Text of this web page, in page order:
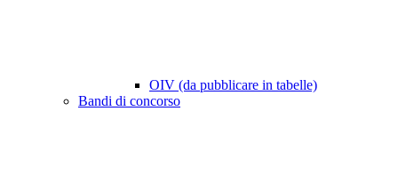
OIV (da pubblicare in tabelle)
Bandi di concorso